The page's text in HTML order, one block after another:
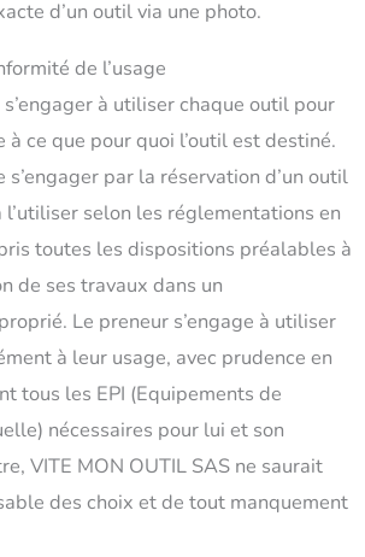
d’un outil via une photo.
de l’usage
à utiliser chaque outil pour
à ce que pour quoi l’outil est destiné.
par la réservation d’un outil
selon les réglementations en
toutes les dispositions préalables à
de ses travaux dans un
Le preneur s’engage à utiliser
à leur usage, avec prudence en
tous les EPI (Equipements de
nécessaires pour lui et son
VITE MON OUTIL SAS ne saurait
des choix et de tout manquement